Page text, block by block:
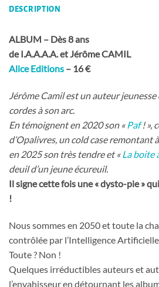
DESCRIPTION
ALBUM – Dès 8 ans
de I.A.A.A.A. et Jérôme CAMIL
Alice Editions – 16 €
Jérôme Camil est un auteur
cordes à son arc.
En témoignent en 2020 son « Paf! »,
d’Opalivres, un cold case remontant
en 2025 son très tendre et «La boite
deuil d’un jeune écureuil.
Il signe cette fois une « dysto-pie »
!
Nous sommes en 2050 et toute la
contrôlée par l’Intelligence
Toute ? Non !
Quelques irréductibles auteurs et
l’envahisseur en détournant les